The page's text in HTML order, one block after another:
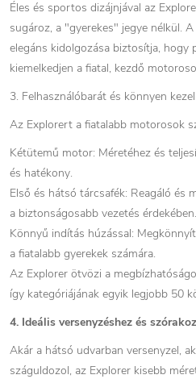
Éles és sportos dizájnjával az
sugároz, a "gyerekes" jegye nélkül.
elegáns kidolgozása biztosítja, hogy
kiemelkedjen a fiatal, kezdő
3. Felhasználóbarát és könnyen
Az Explorert a fiatalabb motorosok
Kétütemű motor: Méretéhez és
és hatékony.
Első és hátsó tárcsafék: Reagáló és
a biztonságosabb vezetés érdekében.
Könnyű indítás húzással:
a fiatalabb gyerekek számára.
Az Explorer ötvözi a
így kategóriájának egyik legjobb 50
4. Ideális versenyzéshez és
Akár a hátsó udvarban versenyzel,
száguldozol, az Explorer kisebb